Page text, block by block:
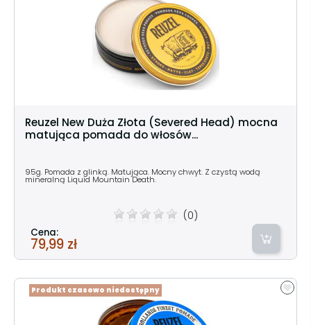
Reuzel New Duża Złota (Severed Head) mocna
matująca pomada do włosów...
95g. Pomada z glinką. Matująca. Mocny chwyt. Z czystą wodą
mineralną Liquid Mountain Death.
(0)
Cena:
79,99 zł
Produkt czasowo niedostępny